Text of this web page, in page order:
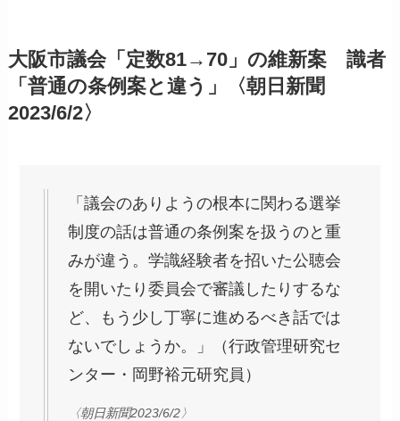
大阪市議会「定数81→70」の維新案 識者
「普通の条例案と違う」〈朝日新聞
2023/6/2〉
「議会のありようの根本に関わる選挙
制度の話は普通の条例案を扱うのと重
みが違う。学識経験者を招いた公聴会
を開いたり委員会で審議したりするな
ど、もう少し丁寧に進めるべき話では
ないでしょうか。」（行政管理研究セ
ンター・岡野裕元研究員）
〈朝日新聞2023/6/2〉